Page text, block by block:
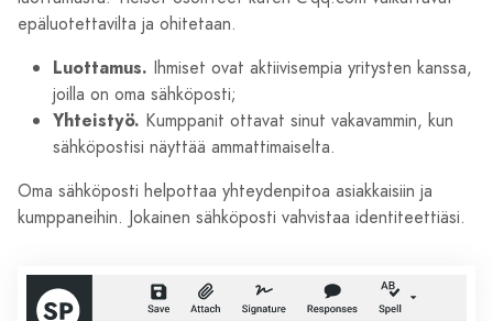
epäluotettavilta ja ohitetaan.
Luottamus. Ihmiset ovat aktiivisempia yritysten kanssa,
joilla on oma sähköposti;
Yhteistyö. Kumppanit ottavat sinut vakavammin, kun
sähköpostisi näyttää ammattimaiselta.
Oma sähköposti helpottaa yhteydenpitoa asiakkaisiin ja
kumppaneihin. Jokainen sähköposti vahvistaa identiteettiäsi.